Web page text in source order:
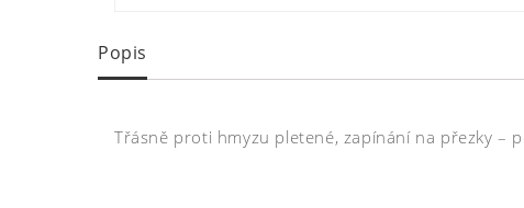
Popis
Třásně proti hmyzu pletené, zapínání na přezky –